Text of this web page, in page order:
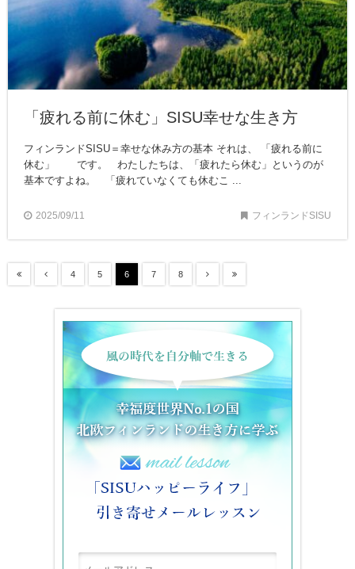
「疲れる前に休む」SISU幸せな生き方
フィンランドSISU＝幸せな休み方の基本 それは、 「疲れる前に
休む」 です。 わたしたちは、「疲れたら休む」というのが
基本ですよね。 「疲れていなくても休むこ ...
2025/09/11 フィンランドSISU
4 5 6 7 8